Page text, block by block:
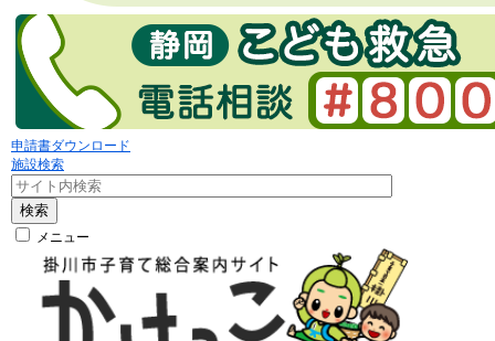
申請書ダウンロード
施設検索
検索
メニュー